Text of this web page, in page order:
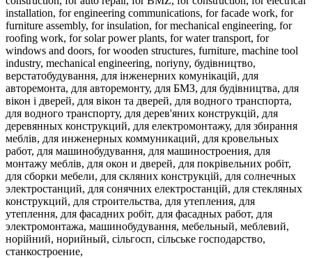
installation, for engineering communications, for facade work, for
furniture assembly, for insulation, for mechanical engineering, for
roofing work, for solar power plants, for water transport, for
windows and doors, for wooden structures, furniture, machine tool
industry, mechanical engineering, noriyny, будівництво,
верстатобудування, для інженерних комунікацій, для
авторемонта, для авторемонту, для БМЗ, для будівництва, для
вікон і дверей, для вікон та дверей, для водного транспорта,
для водного транспорту, для дерев'яних конструкцій, для
деревянных конструкций, для електромонтажу, для збирання
меблів, для инженерных коммуникаций, для кровельных
работ, для машинобудування, для машиностроения, для
монтажу меблів, для окон и дверей, для покрівельних робіт,
для сборки мебели, для скляних конструкцій, для солнечных
электростанций, для сонячних електростанцій, для стекляных
конструкций, для строительства, для утепления, для
утеплення, для фасадних робіт, для фасадных работ, для
электромонтажа, машинобудування, мебельный, меблевий,
норійний, норийный, сільгосп, сільське господарство,
станкостроение,